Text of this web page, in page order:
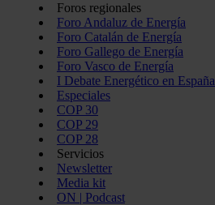
Foros regionales
Foro Andaluz de Energía
Foro Catalán de Energía
Foro Gallego de Energía
Foro Vasco de Energía
I Debate Energético en España
Especiales
COP 30
COP 29
COP 28
Servicios
Newsletter
Media kit
ON | Podcast